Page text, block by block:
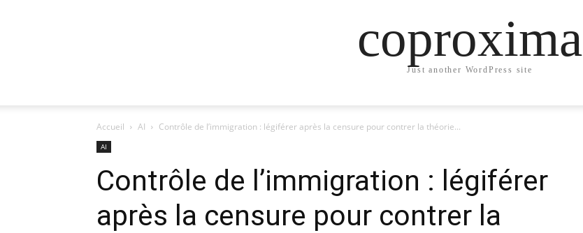
coproxima
Just another WordPress site
Accueil AI Contrôle de l’immigration : légiférer après la censure pour contrer la théorie...
AI
Contrôle de l’immigration : légiférer
après la censure pour contrer la